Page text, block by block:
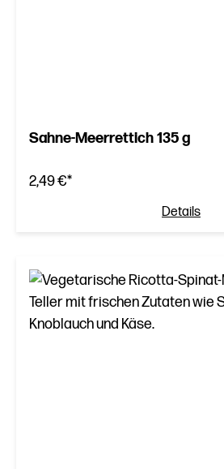
Sahne-Meerrettich 135 g
2,49 €*
Details